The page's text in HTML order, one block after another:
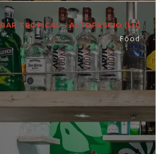
BAR TROPICAL – ALTOPASCIO (LU)
Food